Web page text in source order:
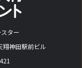
ター
翔神田駅前ビル